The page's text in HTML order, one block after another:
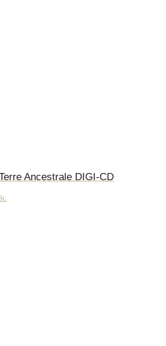
Ancestrale DIGI-CD